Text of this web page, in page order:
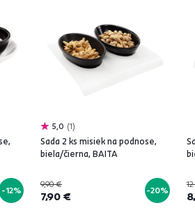
-12%
5,0 1
Sada 2 ks misiek na podnose,
biela/čierna, BAITA
9,90 €
7,90 € -20%